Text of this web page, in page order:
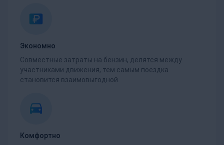
Экономно
Совместные затраты на бензин, делятся между
участниками движения, тем самым поездка
становится взаимовыгодной.
Комфортно